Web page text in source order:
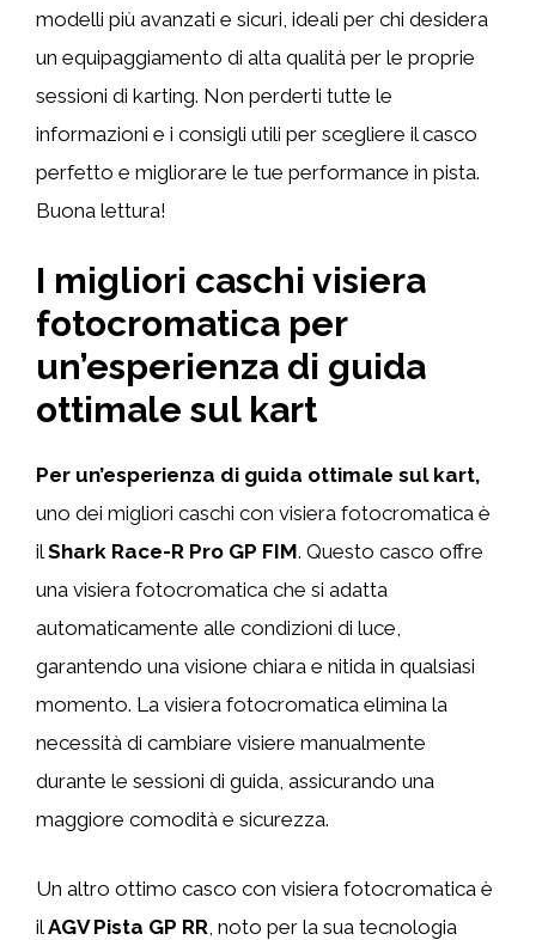
modelli più avanzati e sicuri, ideali per chi desidera
un equipaggiamento di alta qualità per le proprie
sessioni di karting. Non perderti tutte le
informazioni e i consigli utili per scegliere il casco
perfetto e migliorare le tue performance in pista.
Buona lettura!
I migliori caschi visiera
fotocromatica per
un’esperienza di guida
ottimale sul kart
Per un’esperienza di guida ottimale sul kart,
uno dei migliori caschi con visiera fotocromatica è
ilShark Race-R Pro GP FIM. Questo casco offre
una visiera fotocromatica che si adatta
automaticamente alle condizioni di luce,
garantendo una visione chiara e nitida in qualsiasi
momento. La visiera fotocromatica elimina la
necessità di cambiare visiere manualmente
durante le sessioni di guida, assicurando una
maggiore comodità e sicurezza.
Un altro ottimo casco con visiera fotocromatica è
ilAGV Pista GP RR , noto per la sua tecnologia